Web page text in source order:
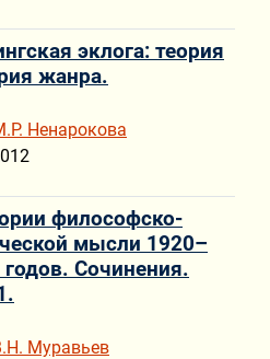
эклога: теория
жанра.
Ненарокова
философско-
мысли 1920–
годов. Сочинения.
Муравьев